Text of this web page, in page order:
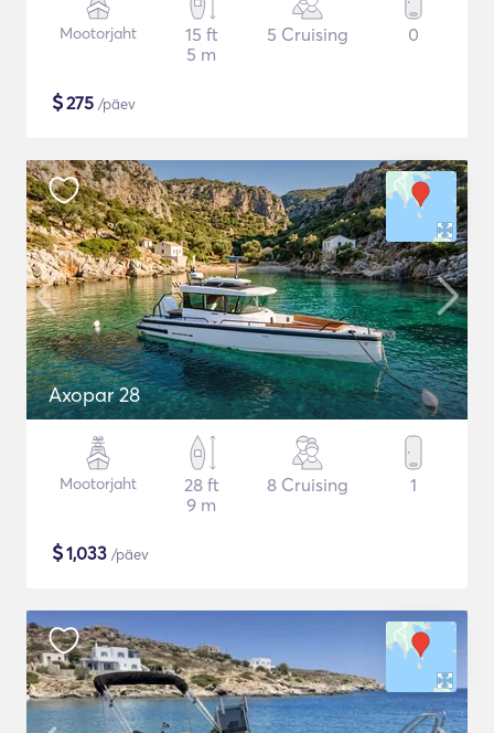
Mootorjaht
15 ft
5 m
5 Cruising 0
$275 /päev
Axopar 28
Mootorjaht
28 ft
9 m
8 Cruising 1
$1,033 /päev